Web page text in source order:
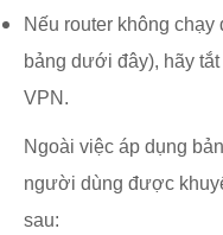
Nếu router không
bảng dưới đây), hãy
VPN.
Ngoài việc áp dụng
người dùng được
sau: